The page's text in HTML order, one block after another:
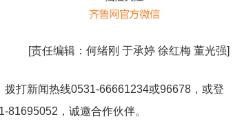
[责任编辑： 何绪刚 于承婷 徐红梅 董光强]
拨打新闻热线0531-66661234或96678，或登
81695052 ，诚邀合作伙伴。